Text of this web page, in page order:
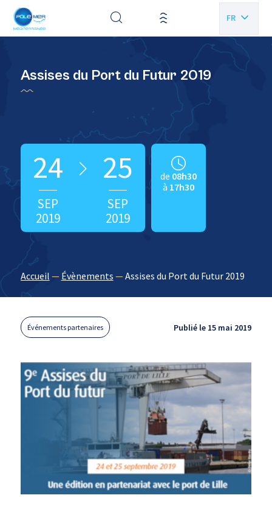
FR
Assises du Port du Futur 2019
24
SEP
2019
25
SEP
2019
de 08h30
à 17h30
Accueil — Évènements —Assises du Port du Futur 2019
Événements partenaires Publié le 15 mai 2019
Panneau de gestion des cookies